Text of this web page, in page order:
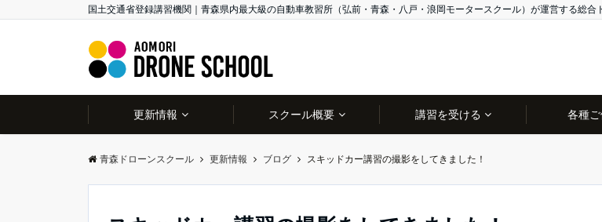
国土交通省登録講習機関｜青森県内最大級の自動車教習所（弘前・青森・八戸・浪岡モータースクール）が運営する総合
更新情報 スクール概要 講習を受ける 各種
青森ドローンスクール 更新情報 ブログ スキッドカー講習の撮影をしてきました！